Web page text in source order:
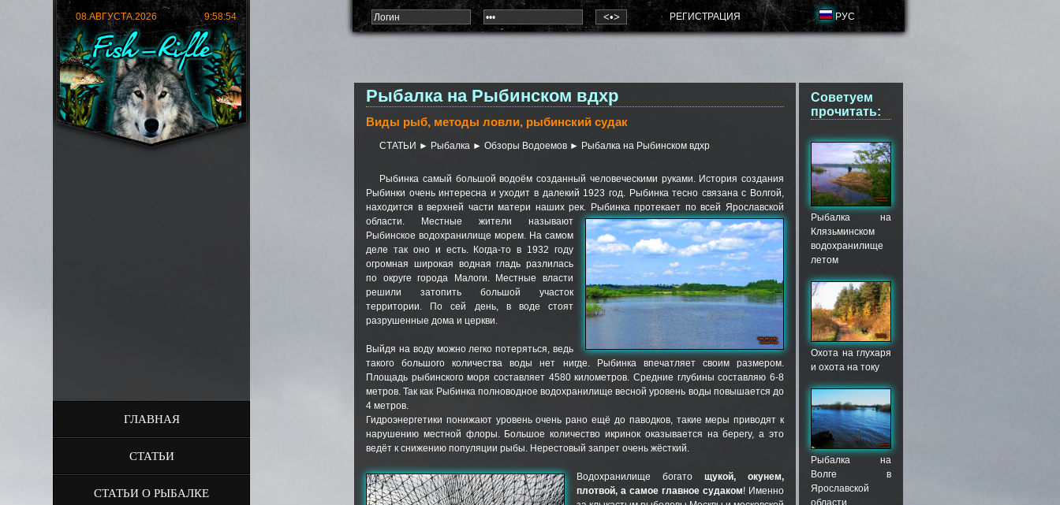
Рыбалка на Рыбинском вдхр
Виды рыб, методы ловли, рыбинский судак
СТАТЬИ ► Рыбалка ► Обзоры Водоемов ► Рыбалка на Рыбинском вдхр
Рыбинка самый большой водоём созданный человеческими руками. История создания
Рыбинки очень интересна и уходит в далекий 1923 год. Рыбинка тесно связана с Волгой,
находится в верхней части матери наших рек. Рыбинка протекает по всейЯрославской
области. Местные жители называют
Рыбинское водохранилище морем. На самом
деле так оно и есть. Когда-то в 1932 году
огромная широкая водная гладь разлилась
по округе города Малоги. Местные власти
решили затопить большой участок
территории. По сей день, в воде стоят
разрушенные дома и церкви.
Выйдя на воду можно легко потеряться, ведь
такого большого количества воды нет нигде. Рыбинка впечатляет своим размером.
Площадь рыбинского моря составляет 4580 километров. Средние глубины составляю 6-8
метров. Так как Рыбинка полноводное водохранилище весной уровень воды повышается до
4 метров.
Гидроэнергетики понижают уровень очень рано ещё до паводков, такие меры приводят к
нарушению местной флоры. Большое количество икринок оказывается на берегу, а это
ведёт к снижению популяции рыбы. Нерестовый запрет очень жёсткий.
Водохранилище богато щукой, окунем,
плотвой, а самое главное судаком! Именно
Советуем
прочитать:
Рыбалка на
Клязьминском
водохранилище
летом
Охота на глухаря
и охота на току
Рыбалка на
Волге в
Ярославской
области
08.АВГУСТА.2026 9:58:56
ГЛАВНАЯ
СТАТЬИ
СТАТЬИ О РЫБАЛКЕ
РЕГИСТРАЦИЯ РУС